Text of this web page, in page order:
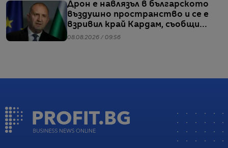
Дрон е навлязъл в българското
въздушно пространство и се е
взривил край Кардам, съобщи
Радев
08.08.2026 / 09:56